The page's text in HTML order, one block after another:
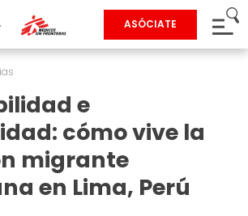
ASÓCIATE
e
cómo vive la
migrante
en Lima, Perú